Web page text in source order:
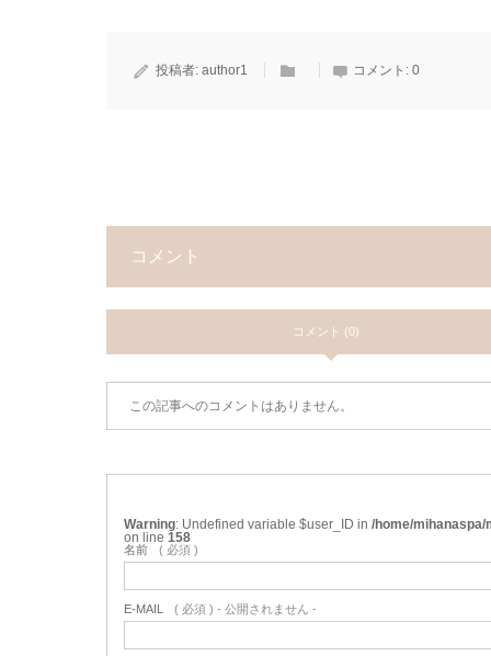
投稿者: author1 コメント: 0
コメント
コメント (0)
この記事へのコメントはありません。
Warning : Undefined variable $user_ID in /home/
on line 158
名前 ( 必須 )
E-MAIL ( 必須 ) - 公開されません -